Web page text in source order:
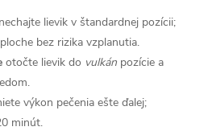
nechajte lievik v štandardnej pozícii;
bez rizika vzplanutia.
otočte lievik do vulkán pozície a
výkon pečenia ešte ďalej;
minút.